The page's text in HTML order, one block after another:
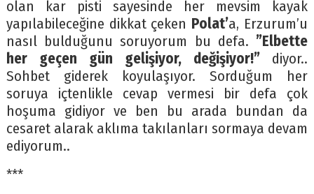
olan kar pisti sayesinde her mevsim kayak
yapılabileceğine dikkat çeken Polat’a, Erzurum’u
nasıl bulduğunu soruyorum bu defa. ”Elbette
her geçen gün gelişiyor, değişiyor!” diyor..
Sohbet giderek koyulaşıyor. Sorduğum her
soruya içtenlikle cevap vermesi bir defa çok
hoşuma gidiyor ve ben bu arada bundan da
cesaret alarak aklıma takılanları sormaya devam
ediyorum..
***